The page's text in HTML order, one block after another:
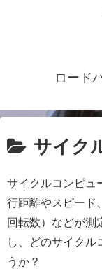
ロード
サイク
サイクルコンピュ
行距離やスピード
回転数）などが測
し、どのサイクル
うか？